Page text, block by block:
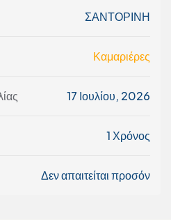
ΣΑΝΤΟΡΙΝΗ
Καμαριέρες
17 Ιουλίου, 2026
1 Χρόνος
Δεν απαιτείται προσόν